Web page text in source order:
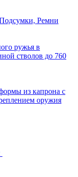
Ремни
ружья в
стволов до 760
из капрона с
оружия